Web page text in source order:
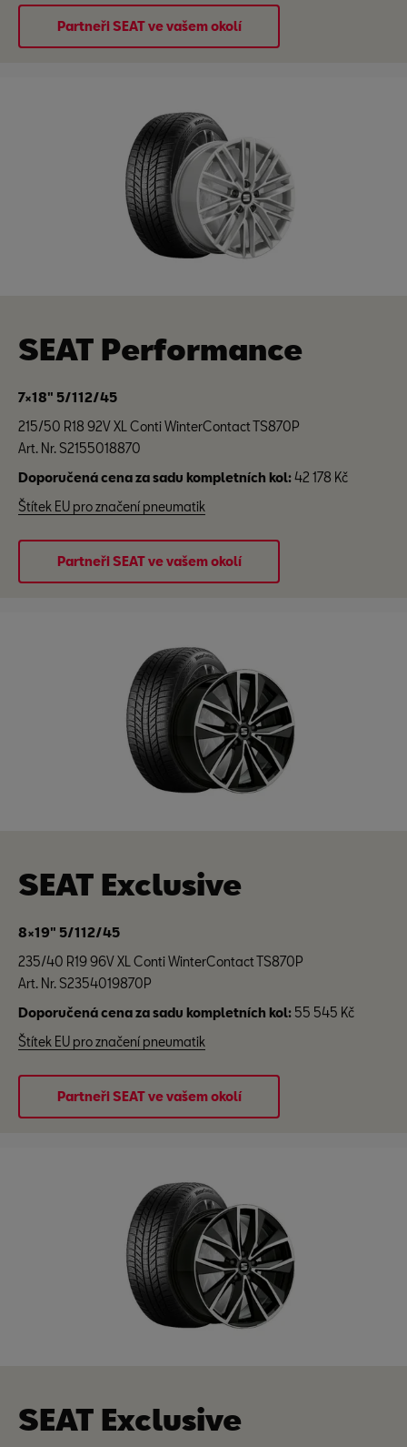
Partneři SEAT ve vašem okolí
SEAT Performance
7×18" 5/112/45
215/50 R18 92V XL Conti WinterContact TS870P
Art. Nr. S2155018870
Doporučená cena za sadu kompletních kol:42 178 Kč
Štítek EU pro značení pneumatik
Partneři SEAT ve vašem okolí
SEAT Exclusive
8×19" 5/112/45
235/40 R19 96V XL Conti WinterContact TS870P
Art. Nr. S2354019870P
Doporučená cena za sadu kompletních kol: 55 545 Kč
Štítek EU pro značení pneumatik
Partneři SEAT ve vašem okolí
SEAT Exclusive